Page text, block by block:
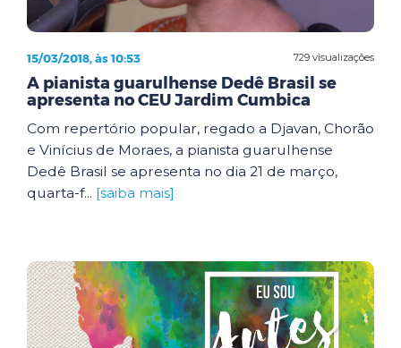
729 visualizações
15/03/2018, às 10:53
A pianista guarulhense Dedê Brasil se
apresenta no CEU Jardim Cumbica
Com repertório popular, regado a Djavan, Chorão
e Vinícius de Moraes, a pianista guarulhense
Dedê Brasil se apresenta no dia 21 de março,
quarta-f... [saiba mais]